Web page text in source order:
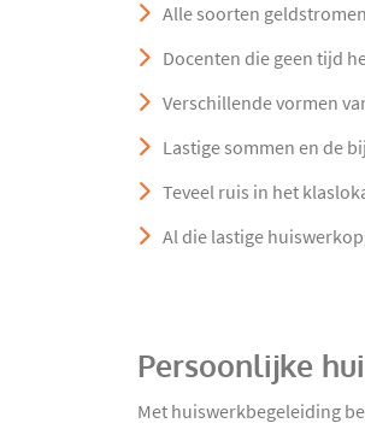
Alle soorten
Docenten die geen tijd
Verschillende vormen
Lastige sommen en de
Teveel ruis in het
Al die lastige
Persoonlijke
Met huiswerkbegeleiding